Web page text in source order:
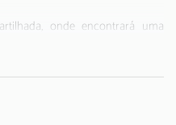
onde encontrará uma
ferro de engomar.
e conhecer esta bela cidade
de comboios "Faro", 6 km do